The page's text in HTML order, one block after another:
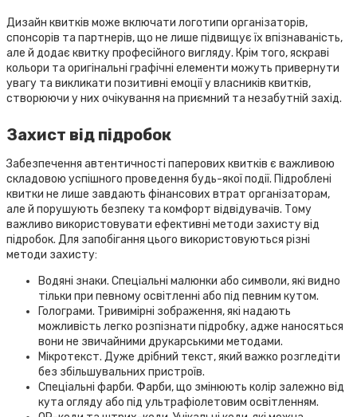
Дизайн квитків може включати логотипи організаторів,
спонсорів та партнерів, що не лише підвищує їх впізнаваність,
але й додає квитку професійного вигляду. Крім того, яскраві
кольори та оригінальні графічні елементи можуть привернути
увагу та викликати позитивні емоції у власників квитків,
створюючи у них очікування на приємний та незабутній захід.
Захист від підробок
Забезпечення автентичності паперових квитків є важливою
складовою успішного проведення будь-якої події. Підроблені
квитки не лише завдають фінансових втрат організаторам,
але й порушують безпеку та комфорт відвідувачів. Тому
важливо використовувати ефективні методи захисту від
підробок. Для запобігання цього використовуються різні
методи захисту:
Водяні знаки. Спеціальні малюнки або символи, які видно
тільки при певному освітленні або під певним кутом.
Голограми. Тривимірні зображення, які надають
можливість легко розпізнати підробку, адже наносяться
вони не звичайними друкарськими методами.
Мікротекст. Дуже дрібний текст, який важко розгледіти
без збільшувальних пристроїв.
Спеціальні фарби. Фарби, що змінюють колір залежно від
кута огляду або під ультрафіолетовим освітленням.